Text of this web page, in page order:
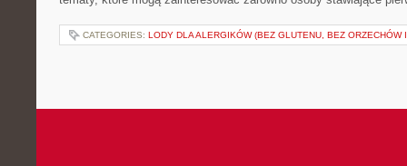
CATEGORIES: LODY DLA ALERGIKÓW (BEZ GLUTENU, BEZ ORZECHÓW